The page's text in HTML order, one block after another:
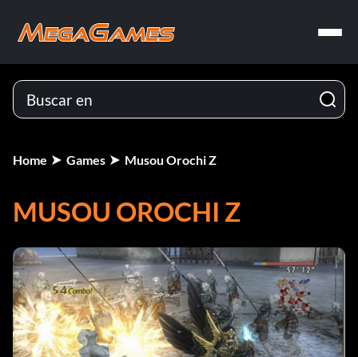
Home Games Musou Orochi Z
MUSOU OROCHI Z